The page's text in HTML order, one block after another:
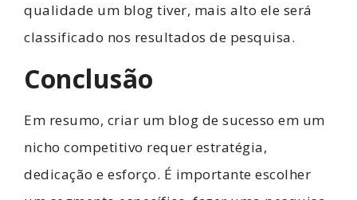
qualidade um blog tiver, mais alto ele será
classificado nos resultados de pesquisa.
Conclusão
Em resumo, criar um blog de sucesso em um
nicho competitivo requer estratégia,
dedicação e esforço. É importante escolher